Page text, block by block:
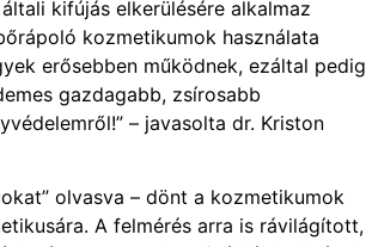
kifújás elkerülésére alkalmaz
kozmetikumok használata
erősebben működnek, ezáltal pedig
gazdagabb, zsírosabb
– javasolta dr. Kriston
olvasva – dönt a kozmetikumok
A felmérés arra is rávilágított,